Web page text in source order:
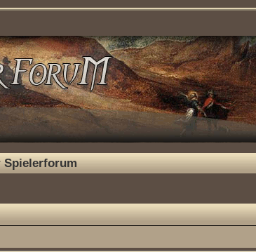
Spielerforum